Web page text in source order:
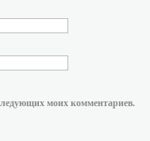
моих комментариев.